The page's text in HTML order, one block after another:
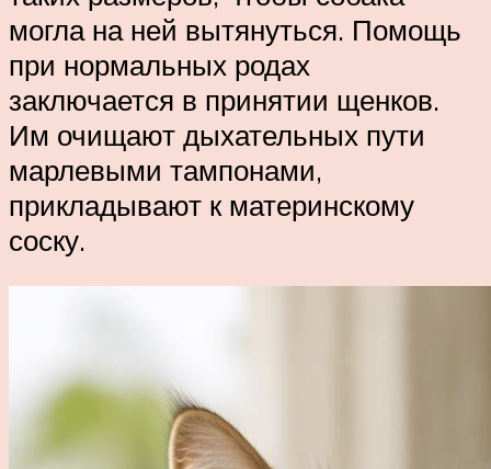
могла на ней вытянуться. Помощь
при нормальных родах
заключается в принятии щенков.
Им очищают дыхательных пути
марлевыми тампонами,
прикладывают к материнскому
соску.